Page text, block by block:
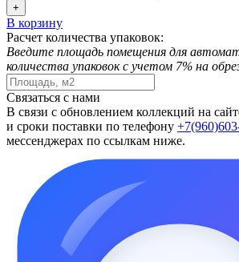
+
В корзину
Расчет количества упаковок:
Введите площадь помещения для
количества упаковок с учетом 7% на
Связаться с нами
В связи с обновлением коллекций на
и сроки поставки по телефону
мессенджерах по ссылкам ниже.